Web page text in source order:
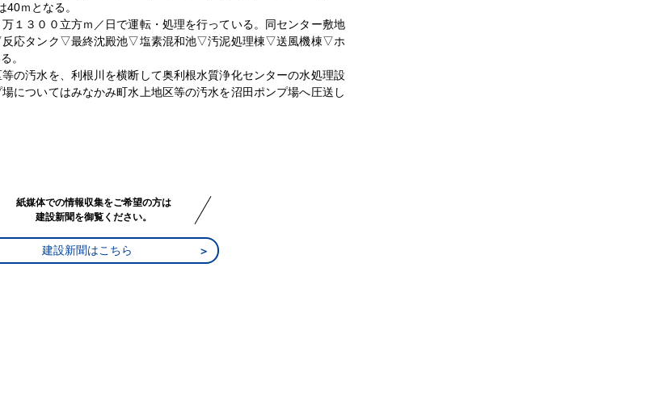
40ｍとなる。
１３００立方ｍ／日で運転・処理を行っている。同センター敷地
応タンク▽最終沈殿池▽塩素混和池▽汚泥処理棟▽送風機棟▽ホ
。
の汚水を、利根川を横断して奥利根水質浄化センターの水処理設
についてはみなかみ町水上地区等の汚水を沼田ポンプ場へ圧送し
紙媒体での情報収集をご希望の方は
建設新聞を御覧ください。
建設新聞はこちら